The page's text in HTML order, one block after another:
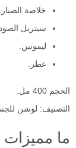
خلاصة الصبار.
سيتريل
ليمونين.
عطر.
الحجم 400 مل.
التصنيف: لوشن
ما مميزات